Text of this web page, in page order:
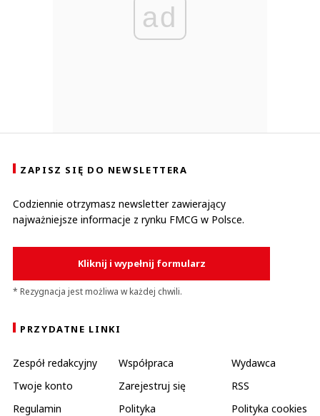
ad
ZAPISZ SIĘ DO NEWSLETTERA
Codziennie otrzymasz newsletter zawierający
najważniejsze informacje z rynku FMCG w Polsce.
Kliknij i wypełnij formularz
* Rezygnacja jest możliwa w każdej chwili.
PRZYDATNE LINKI
Zespół redakcyjny Współpraca
Wydawca
Twoje konto
Zarejestruj się
RSS
Regulamin
Polityka
Polityka cookies